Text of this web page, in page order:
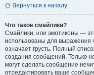
Вернуться к началу
Что такое смайлики?
Смайлики, или эмотиконы —
использованы для выражения
означает грусть. Полный
создания сообщений. Только
могут сделать сообщение
отредактировать ваше